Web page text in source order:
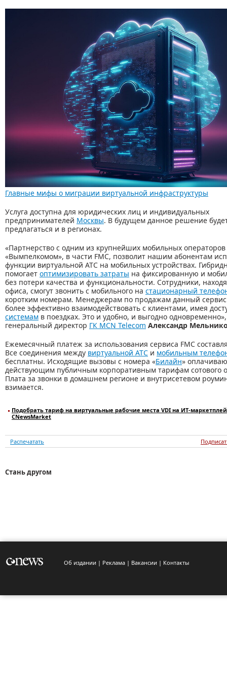
Главные мифы о миграции виртуальной инфраструктуры
Услуга доступна для юридических лиц и индивидуальных
предпринимателей Москвы. В будущем данное решение
предлагаться и в регионах.
«Партнерство с одним из крупнейших мобильных операторов
«Вымпелкомом», в части FMC, позволит нашим абонентам
функции виртуальной АТС на мобильных устройствах.
помогает оптимизировать затраты на фиксированную и
без потери качества и функциональности. Сотрудники,
офиса, смогут звонить с мобильного на стационарный
коротким номерам. Менеджерам по продажам данный
более эффективно взаимодействовать с клиентами, имея
системам в поездках. Это и удобно, и выгодно
генеральный директор ГК MCN Telecom Александр
Ежемесячный платеж за использования сервиса FMC
Все соединения между виртуальной АТС и мобильным
бесплатны. Исходящие вызовы с номера «Билайн»
действующим публичным корпоративным тарифам сотового
Плата за звонки в домашнем регионе и внутрисетевом
взимается.
Подобрать тариф на виртуальные рабочие места VDI на ИТ-
CNewsMarket
Распечатать
Стань другом
Об издании Реклама Вакансии Контакты